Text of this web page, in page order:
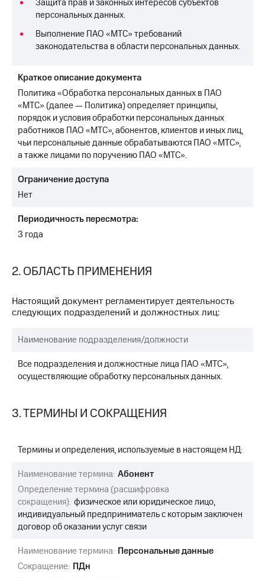
МТС
о технологиях
Достижения
Интервью
Финансовая
отчетность
Контакты
Новости
регионе
и акционерам
управление
Раскрытие
информации
акционерам
Документы
"МТС"
Собрания
Личный
кабинет
капитал
аудит
Рынок
акций
Описание
Программа
приобретения
Порядок
акций
Дивиденды
Рынок
Защита прав и законных интересов субъектов
персональных данных.
Выполнение ПАО «МТС» требований
законодательства в области персональных данных.
Краткое описание документа
Политика «Обработка персональных данных в ПАО
«МТС» (далее — Политика) определяет принципы,
порядок и условия обработки персональных данных
работников ПАО «МТС», абонентов, клиентов и иных лиц,
чьи персональные данные обрабатываются ПАО «МТС»,
а также лицами по поручению ПАО «МТС».
Ограничение доступа
Нет
Периодичность пересмотра:
3 года
2. ОБЛАСТЬ ПРИМЕНЕНИЯ
Настоящий документ регламентирует деятельность
следующих подразделений и должностных лиц:
Наименование подразделения/должности
Все подразделения и должностные лица ПАО «МТС»,
осуществляющие обработку персональных данных.
3. ТЕРМИНЫ И СОКРАЩЕНИЯ
Термины и определения, используемые в настоящем НД:
Наименование термина: Абонент
Определение термина (расшифровка
сокращения): физическое или юридическое лицо,
индивидуальный предприниматель с которым заключен
договор об оказании услуг связи
Наименование термина: Персональные данные
Сокращение: ПДн